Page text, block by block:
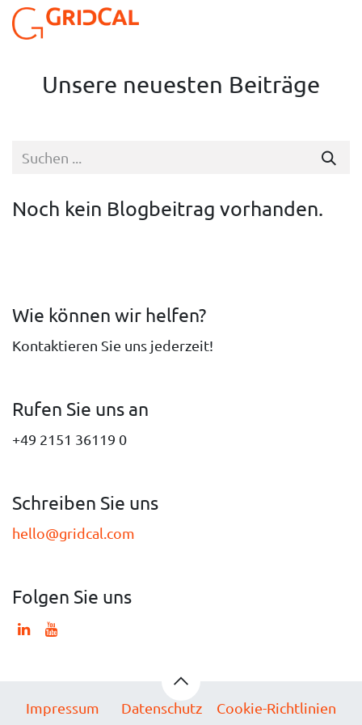
Zum Inhalt springen
Unsere neuesten Beiträge
Noch kein Blogbeitrag vorhanden.
Wie können wir helfen?
Kontaktieren Sie uns jederzeit!
Rufen Sie uns an
+49 2151 36119 0
Schreiben Sie uns
hello@gridcal.com
Folgen Sie uns
Impressum Datenschutz Cookie-Richtlinien